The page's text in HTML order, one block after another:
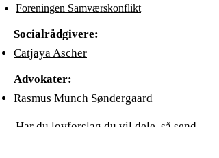
Foreningen Samværskonflikt
​Socialrådgivere:
Catjaya Ascher
​Advokater:
Rasmus Munch Søndergaard
Har du lovforslag du vil dele, så send